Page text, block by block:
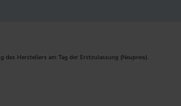
des Herstellers am Tag der Erstzulassung (Neupreis).